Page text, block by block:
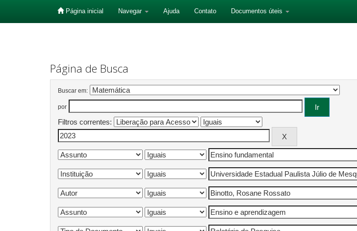
Página inicial Navegar Ajuda Contato Documentos úteis
Página de Busca
Buscar em:
por
Filtros correntes: